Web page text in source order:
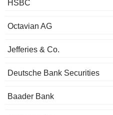
HSBC
Octavian AG
Jefferies & Co.
Deutsche Bank Securities
Baader Bank